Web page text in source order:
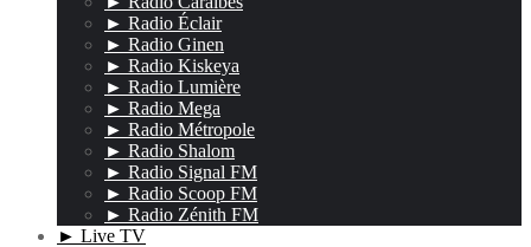
► Radio Éclair
► Radio Ginen
► Radio Kiskeya
► Radio Lumière
► Radio Mega
► Radio Métropole
► Radio Shalom
► Radio Signal FM
► Radio Scoop FM
► Radio Zénith FM
► Live TV